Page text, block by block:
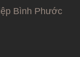
Bình Phước